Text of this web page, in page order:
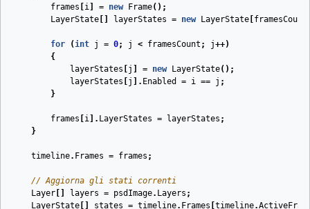
frames
i = new Frame();
LayerState
layerStates = new LayerState framesCount
for (int j = 0; j < framesCount ; j++)
{
layerStates
j = new LayerState();
layerStates
j ]. Enabled = i == j ;
}
frames i ]. LayerStates = layerStates ;
}
timeline. Frames = frames ;
// Aggiorna gli stati correnti
Layer
layers = psdImage. Layers ;
LayerState
states = timeline. Frames timeline.